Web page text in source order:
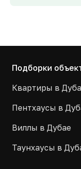
Подборки
Квартиры в
Пентхаусы в
Виллы в Дубае
Таунхаусы в